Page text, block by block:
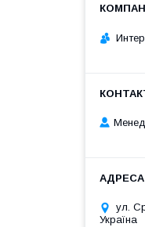
ул.
Україна